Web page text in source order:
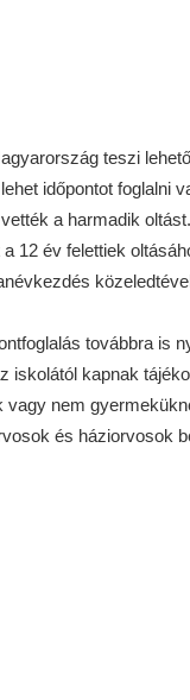
teszi
időpontot foglalni
a harmadik oltást.
12 év felettiek
továbbra is
iskolától kapnak
nem
és háziorvosok